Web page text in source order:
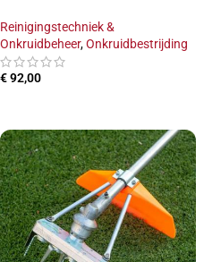
Reinigingstechniek &
Onkruidbeheer,Onkruidbestrijding
€92,00